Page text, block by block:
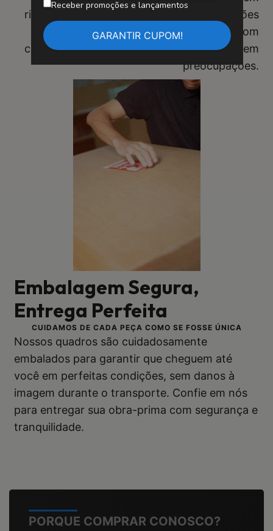
Receber promoções e lançamentos
risco de quedas. Diga adeus às preocupações
com fitas adesivas instáveis. Compre com
confiança e desfrute de sua obra de arte sem
preocupações.
Embalagem Segura,
Entrega Perfeita
CUIDAMOS DE CADA PEÇA COMO SE FOSSE ÚNICA
Nossos quadros são cuidadosamente
embalados para garantir que cheguem até
você em perfeitas condições, sem danos à
imagem durante o transporte. Confie em nós
para entregar sua obra-prima com segurança e
tranquilidade.
PORQUE COMPRAR CONOSCO?